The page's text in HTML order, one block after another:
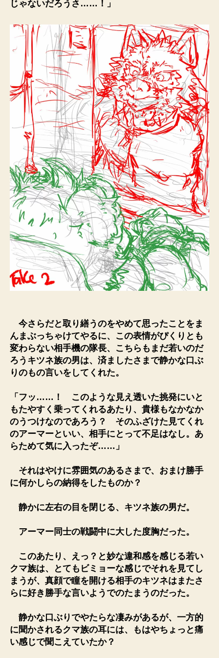
じゃないだろうさ……！」
今さらだと取り繕うのをやめて思ったことをま
んまぶっちゃけてやるに、この表情がぴくりとも
変わらない相手機の隊長、こちらもまだ若いのだ
ろうキツネ族の男は、済ましたさまで静かな口ぶ
りのもの言いをしてくれた。
「フッ……！ このような見え透いた挑発にいと
もたやすく乗ってくれるあたり、貴様もなかなか
のうつけなのであろう？ そのふざけた見てくれ
のアーマーといい、相手にとって不足はなし。あ
らためて気に入ったぞ……」
それはやけに雰囲気のあるさまで、おまけ勝手
に何かしらの納得をしたものか？
静かに左右の目を閉じる、キツネ族の男だ。
アーマー同士の戦闘中に大した度胸だった。
このあたり、えっ？と妙な違和感を感じる若い
クマ族は、とてもビミョーな感じでそれを見てし
まうが、真顔で瞳を開ける相手のキツネはまたさ
らに好き勝手な言いようでのたまうのだった。
静かな口ぶりでやたらな凄みがあるが、一方的
に聞かされるクマ族の耳には、もはやちょっと痛
い感じで聞こえていたか？